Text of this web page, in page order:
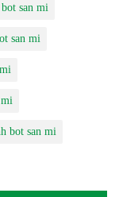
san mi
san mi
bot san mi